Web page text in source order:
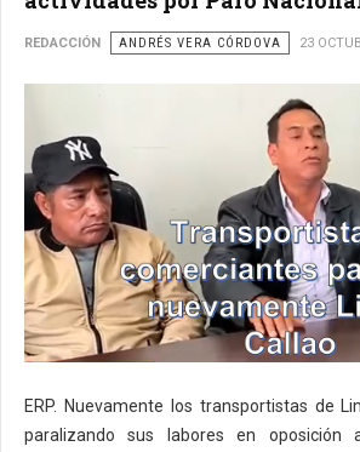
REDACCIÓN ANDRÉS VERA CÓRDOVA 23
ERP. Nuevamente los transportistas de
paralizando sus labores en